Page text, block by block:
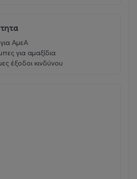
δεν έμαθε ποτέ να μένει στάσιμος.
ΑμεΑ
για αμαξίδια
έξοδοι κινδύνου